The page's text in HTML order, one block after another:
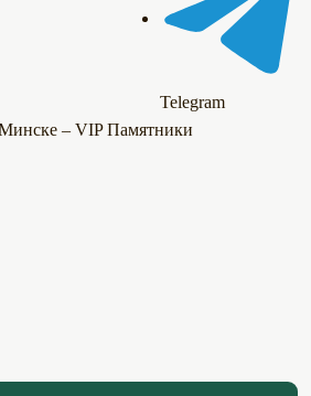
Telegram